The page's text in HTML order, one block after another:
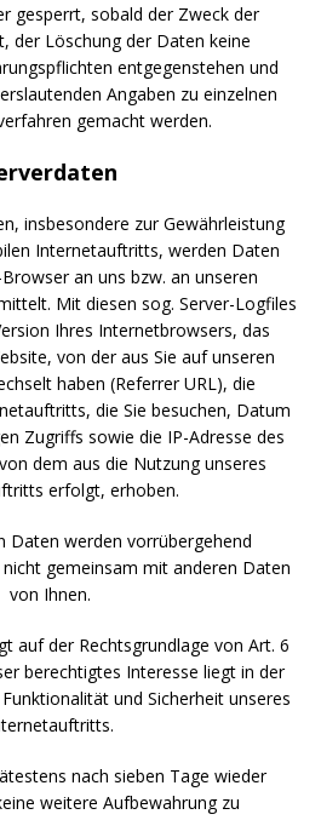
gesperrt, sobald der Zweck der
der Löschung der Daten keine
entgegenstehen und
Angaben zu einzelnen
gemacht werden.
insbesondere zur Gewährleistung
Internetauftritts, werden Daten
an uns bzw. an unseren
Mit diesen sog. Server-Logfiles
Ihres Internetbrowsers, das
von der aus Sie auf unseren
haben (Referrer URL), die
die Sie besuchen, Datum
Zugriffs sowie die IP-Adresse des
dem aus die Nutzung unseres
erfolgt, erhoben.
Daten werden vorrübergehend
gemeinsam mit anderen Daten
von Ihnen.
auf der Rechtsgrundlage von Art. 6
berechtigtes Interesse liegt in der
und Sicherheit unseres
nach sieben Tage wieder
weitere Aufbewahrung zu